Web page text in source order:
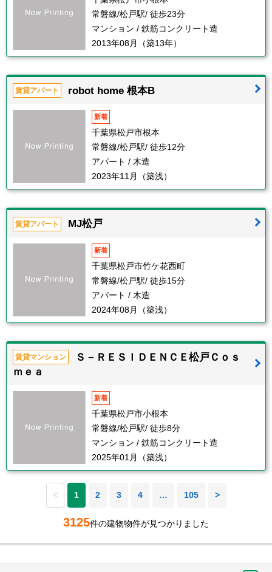
常磐線/松戸駅/ 徒歩23分
マンション / 鉄筋コンクリート造
2013年08月（築13年）
賃貸アパート robot home 根本B
新着
千葉県松戸市根本
常磐線/松戸駅/ 徒歩12分
アパート / 木造
2023年11月（築浅）
賃貸アパート MJ松戸
新着
千葉県松戸市竹ケ花西町
常磐線/松戸駅/ 徒歩15分
アパート / 木造
2024年08月（築浅）
賃貸マンション
Ｓ－ＲＥＳＩＤＥＮＣＥ松戸Ｃｏｓ
ｍｅａ
新着
千葉県松戸市小根本
常磐線/松戸駅/ 徒歩8分
マンション / 鉄筋コンクリート造
2025年01月（築浅）
< 1 2 3 4 … 105 >
3125件の建物物件が見つかりました